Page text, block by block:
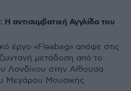
αντισυμβατική Αγγλίδα του
έργο «Fleabag» απόψε στις
μετάδοση από το
Λονδίνου στην Αίθουσα
Μεγάρου Μουσικής